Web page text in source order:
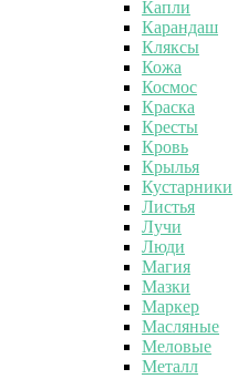
Капли
Карандаш
Кляксы
Кожа
Космос
Краска
Кресты
Кровь
Крылья
Кустарники
Листья
Лучи
Люди
Магия
Мазки
Маркер
Масляные
Меловые
Металл